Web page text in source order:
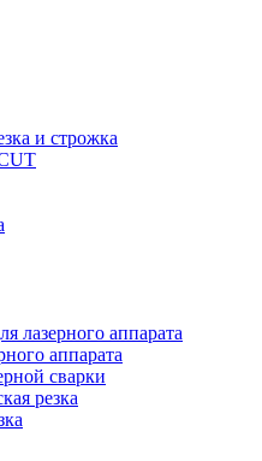
и строжка
лазерного аппарата
аппарата
сварки
резка